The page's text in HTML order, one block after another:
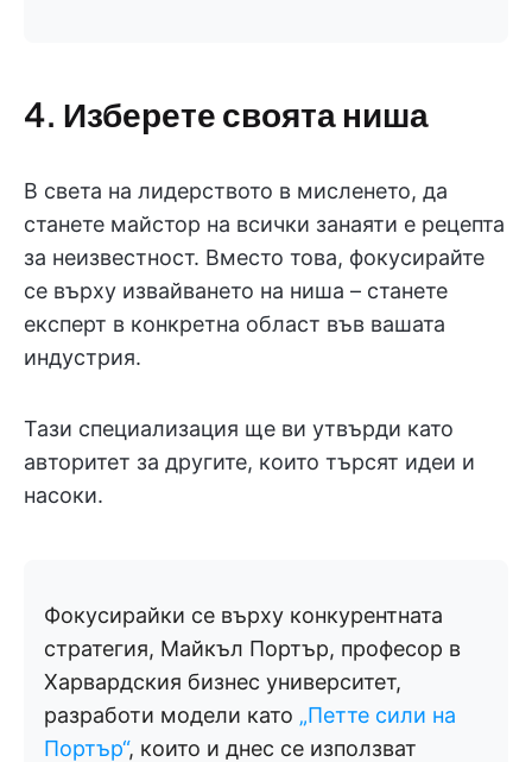
4. Изберете своята ниша
В света на лидерството в мисленето, да
станете майстор на всички занаяти е рецепта
за неизвестност. Вместо това, фокусирайте
се върху извайването на ниша – станете
експерт в конкретна област във вашата
индустрия.
Тази специализация ще ви утвърди като
авторитет за другите, които търсят идеи и
насоки.
Фокусирайки се върху конкурентната
стратегия, Майкъл Портър, професор в
Харвардския бизнес университет,
разработи модели като „Петте сили на
Портър“, които и днес се използват